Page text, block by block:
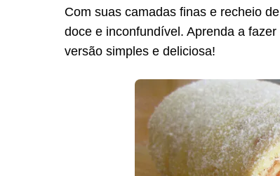
Com suas camadas finas e recheio
doce e inconfundível. Aprenda a
versão simples e deliciosa!